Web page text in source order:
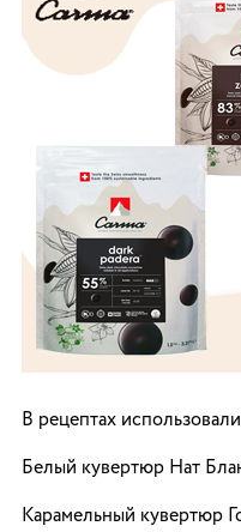
В рецептах
Белый кувертюр Нат
Карамельный кувертюр